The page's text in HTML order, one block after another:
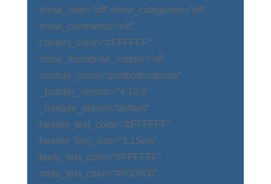
show_date=“off“ show_categories=“off“
show_comments=“off“
content_color=“#FFFFFF“
show_thumbnail_mobile=“off“
module_class=“postbottomposts“
_builder_version=“4.10.8″
_module_preset=“default“
header_text_color=“#FFFFFF“
header_font_size=“1.15em“
body_text_color=“#FFFFFF“
meta_text_color=“#000000″